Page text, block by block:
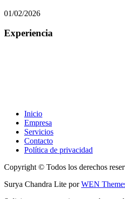
01/02/2026
Experiencia
Inicio
Empresa
Servicios
Contacto
Política de privacidad
Copyright © Todos los derechos
Surya Chandra Lite porWEN